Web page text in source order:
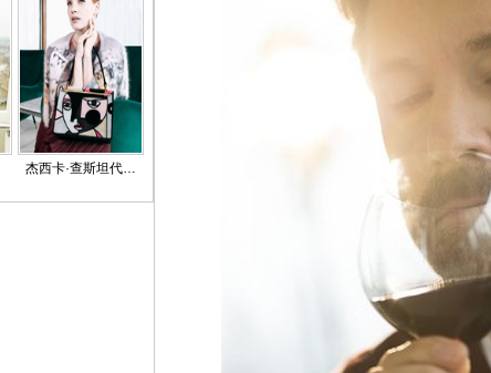
杰西卡·查斯坦代…